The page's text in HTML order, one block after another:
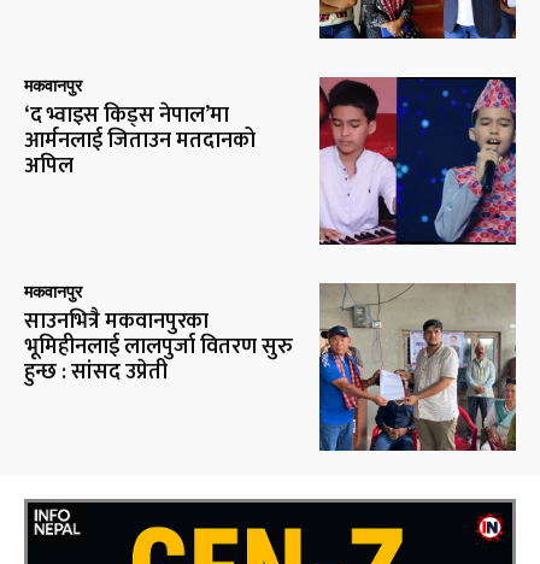
मकवानपुर
‘द भ्वाइस किड्स नेपाल’मा
आर्मनलाई जिताउन मतदानको
अपिल
मकवानपुर
साउनभित्रै मकवानपुरका
भूमिहीनलाई लालपुर्जा वितरण सुरु
हुन्छ : सांसद उप्रेती